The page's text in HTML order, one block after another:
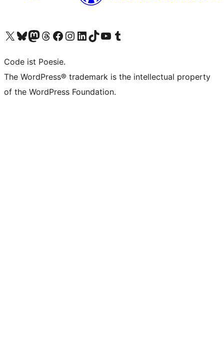
Das X-Konto (früher Twitter) von WordPress.org besuchen
Das Bluesky-Konto von WordPress.org besuchen
Das Mastodon-Konto von WordPress.org besuchen
Das Threads-Konto von WordPress.org besuchen
Die Facebook-Seite von WordPress.org besuchen
Das Instagram-Konto von WordPress.org besuchen
Das LinkedIn-Konto von WordPress.org besuchen
Das TikTok-Konto von WordPress.org besuchen
Den YouTube-Kanal von WordPress.org besuchen
Das Tumblr-Konto von WordPress.org besuchen
Code ist Poesie.
The WordPress® trademark is the intellectual property
of the WordPress Foundation.